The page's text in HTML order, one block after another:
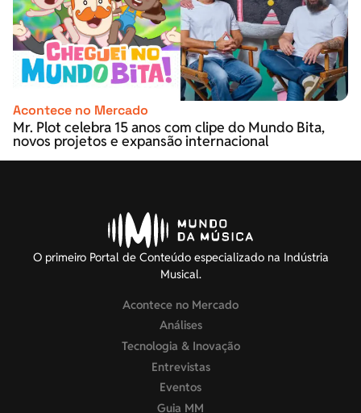
Acontece no Mercado
Mr. Plot celebra 15 anos com clipe do Mundo Bita,
novos projetos e expansão internacional
O primeiro Portal de Conteúdo especializado na Indústria
Musical.
Acontece no Mercado
Análises
Tecnologia & Inovação
Entrevistas
Eventos
Guia MM